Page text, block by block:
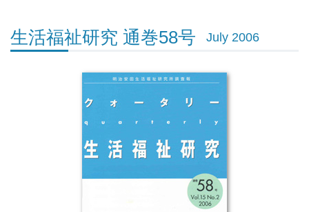
生活福祉研究 通巻58号 July 2006